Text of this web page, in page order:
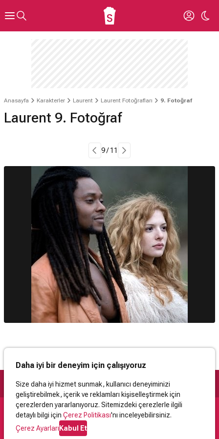
Anasayfa Karakterler Laurent Laurent Fotoğrafları 9. Fotoğraf
Laurent 9. Fotoğraf
9 / 11
Daha iyi bir deneyim için çalışıyoruz
Size daha iyi hizmet sunmak, kullanıcı deneyiminizi
geliştirebilmek, içerik ve reklamları kişiselleştirmek için
çerezlerden yararlanıyoruz. Sitemizdeki çerezlerle ilgili
detaylı bilgi için Çerez Politikası'nı inceleyebilirsiniz.
Çerez AyarlarıKabul Et
Destek
İletişimYardımKullanıcı Sözleşmesi